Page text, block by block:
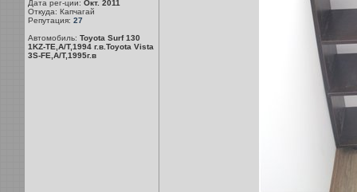
Дата рег-ции: Окт. 2011
Откуда: Капчагай
Репутация: 27
Автомобиль: Toyota Surf 130
1KZ-TE,A/T,1994 г.в.Toyota Vista
3S-FE,A/T,1995г.в